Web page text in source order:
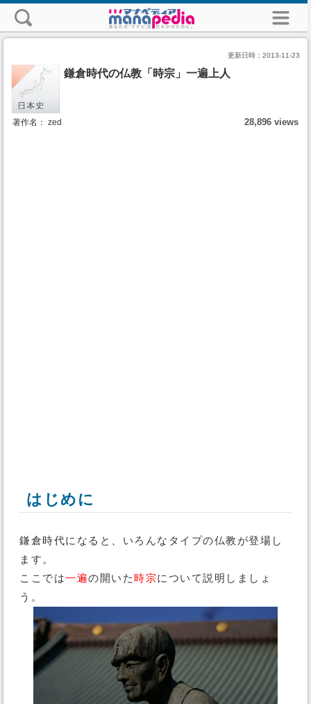
更新日時： 2013-11-23
鎌倉時代の仏教「時宗」一遍上人
著作名： zed 28,896 views
はじめに
鎌倉時代になると、いろんなタイプの仏教が登場し
ます。
ここでは一遍の開いた 時宗について説明しましょ
う。